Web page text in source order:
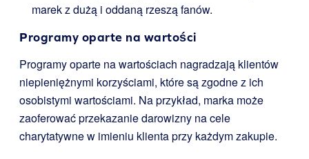
marek z dużą i oddaną rzeszą fanów.
Programy oparte na wartości
Programy oparte na wartościach nagradzają klientów
niepieniężnymi korzyściami, które są zgodne z ich
osobistymi wartościami. Na przykład, marka może
zaoferować przekazanie darowizny na cele
charytatywne w imieniu klienta przy każdym zakupie.